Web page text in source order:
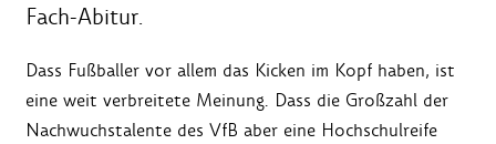
Fach-Abitur.
Dass Fußballer vor allem das Kicken im Kopf haben, ist
eine weit verbreitete Meinung. Dass die Großzahl der
Nachwuchstalente des VfB aber eine Hochschulreife